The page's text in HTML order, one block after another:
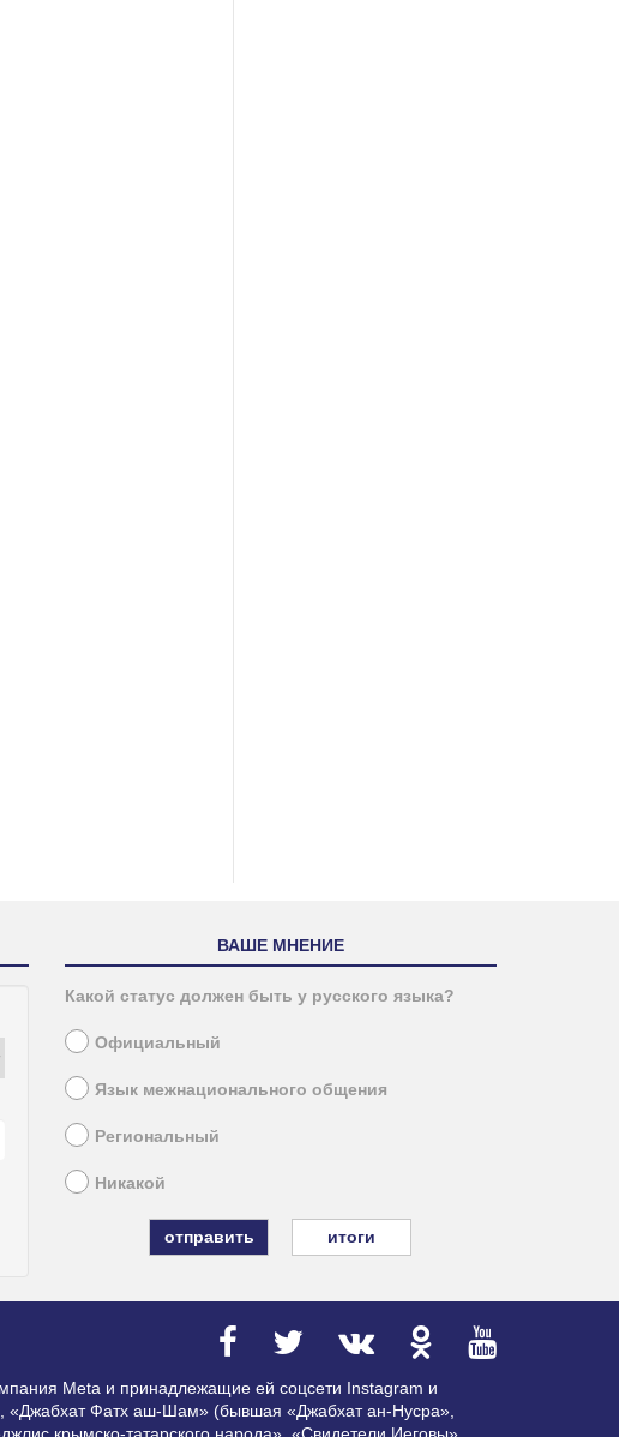
ВАШЕ МНЕНИЕ
Какой статус должен быть у русского языка?
Официальный
Язык межнационального общения
Региональный
Никакой
итоги
Meta и принадлежащие ей соцсети Instagram и
«Джабхат Фатх аш-Шам» (бывшая «Джабхат ан-Нусра»,
крымско-татарского народа», «Свидетели Иеговы»,